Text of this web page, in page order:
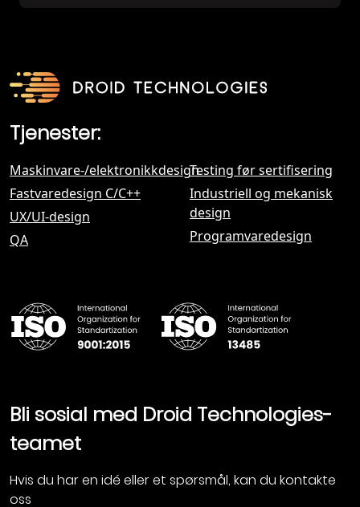
Tjenester:
Maskinvare-/elektronikkdesign
Fastvaredesign С/C++
UX/UI-design
QA
Testing før sertifisering
Industriell og mekanisk
design
Programvaredesign
Bli sosial med Droid Technologies-
teamet
Hvis du har en idé eller et spørsmål, kan du kontakte
oss